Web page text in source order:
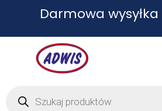
Darmowa wysyłka